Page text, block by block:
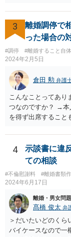
題となっているケー
者に証言してもら
上、就業先に協力
協力を仰がなけれ
ていくらかの賠償が
い場合は、強制執行
ます。 例えば、被
の就業先に文書が送
就業先が覚知するこ
は、必須ではあり
との証拠がなければ
3
離婚調停で
った場合の
#調停 #離婚すること自体
2024年2月5日
倉田 勲 弁護
こんなことってあり
つなのですか？ →本
を得ず出席すること
えて弁護士だけで出
4
示談書に違
ての相談
#不倫慰謝料 #離婚書類
2024年6月17日
離婚・男女問
髙橋 俊太 弁
＞だいたいどのくら
バイケースなので一